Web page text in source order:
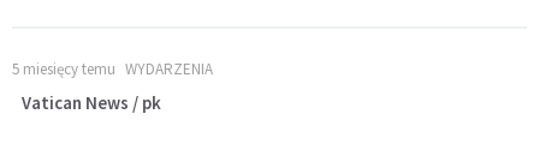
5 miesięcy temu WYDARZENIA
Vatican News / pk